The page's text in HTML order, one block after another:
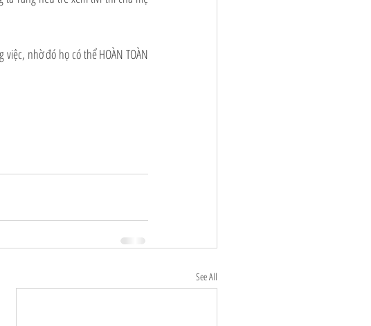
nhờ đó họ có thể HOÀN TOÀN
See All